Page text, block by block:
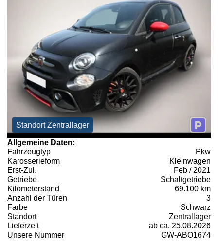
Standort Zentrallager
Allgemeine Daten:
Fahrzeugtyp
Pkw
Karosserieform
Kleinwagen
Erst-Zul.
Feb / 2021
Getriebe
Schaltgetriebe
Kilometerstand
69.100 km
Anzahl der Türen
3
Farbe
Schwarz
Standort
Zentrallager
Lieferzeit
ab ca. 25.08.2026
Unsere Nummer
GW-ABO1674